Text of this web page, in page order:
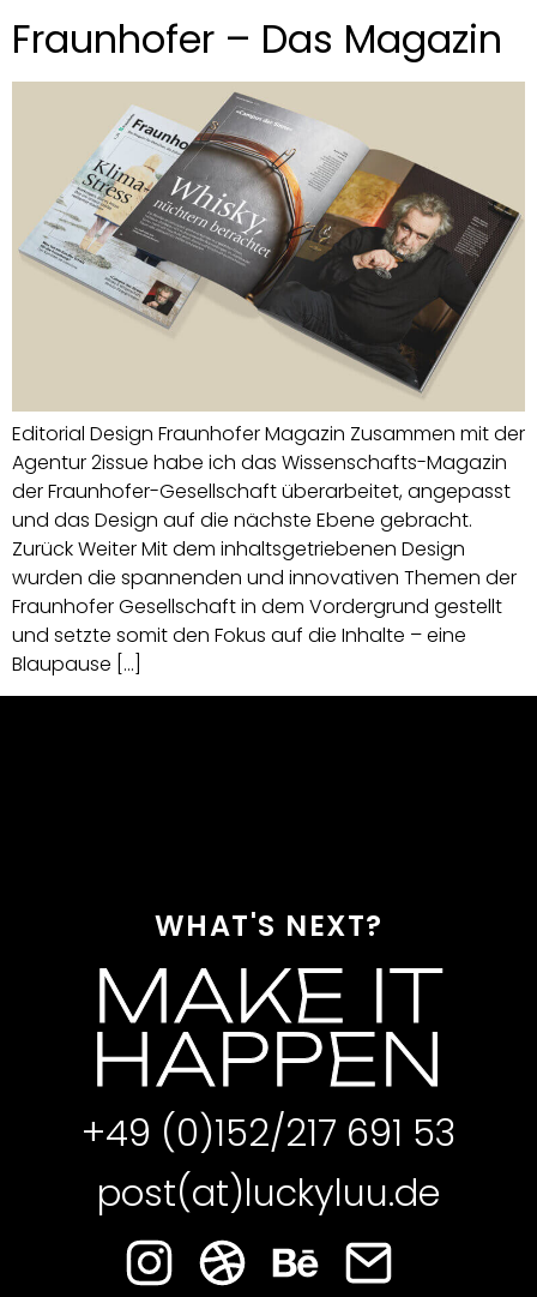
Fraunhofer – Das Magazin
Editorial Design Fraunhofer Magazin Zusammen mit der
Agentur 2issue habe ich das Wissenschafts-Magazin
der Fraunhofer-Gesellschaft überarbeitet, angepasst
und das Design auf die nächste Ebene gebracht.
Zurück Weiter Mit dem inhaltsgetriebenen Design
wurden die spannenden und innovativen Themen der
Fraunhofer Gesellschaft in dem Vordergrund gestellt
und setzte somit den Fokus auf die Inhalte – eine
Blaupause […]
WHAT'S NEXT?
MAKE IT
HAPPEN
+49 (0)152/217 691 53
post(at)luckyluu.de